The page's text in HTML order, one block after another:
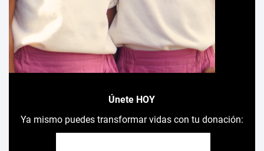
Únete HOY
Ya mismo puedes transformar vidas con tu donación: